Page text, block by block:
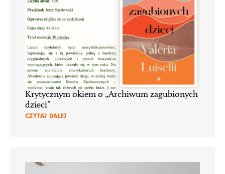
Krytycznym okiem o „Archiwum zagubionych
dzieci”
CZYTAJ DALEJ